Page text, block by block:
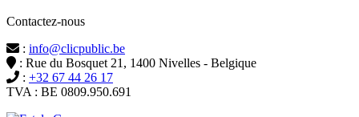
Contactez-nous
: info@clicpublic.be
: Rue du Bosquet 21, 1400 Nivelles - Belgique
: +32 67 44 26 17
TVA : BE 0809.950.691